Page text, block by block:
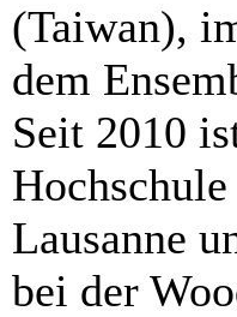
(Taiwan),
dem
Seit 2010
Lausanne
bei der